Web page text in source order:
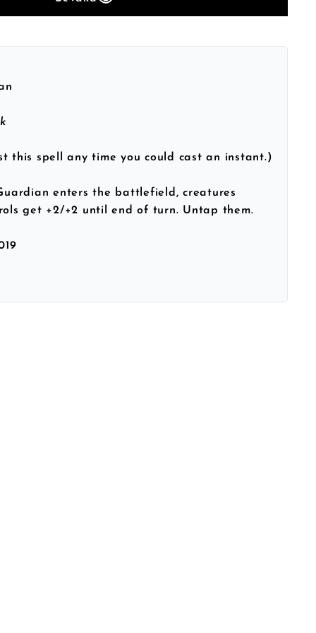
this spell any time you could cast an instant.)
enters the battlefield, creatures
get +2/+2 until end of turn. Untap them.